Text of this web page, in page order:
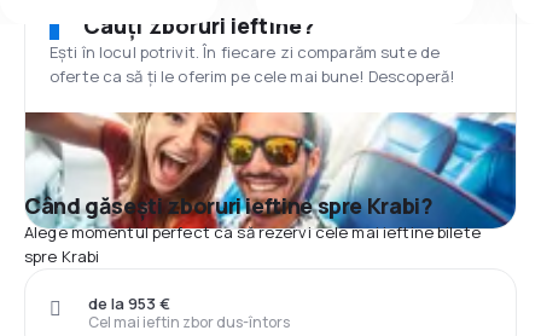
Cauți zboruri ieftine?
Ești în locul potrivit. În fiecare zi comparăm sute de
oferte ca să ți le oferim pe cele mai bune! Descoperă!
Când găsești zboruri ieftine spre Krabi?
Alege momentul perfect ca să rezervi cele mai ieftine bilete
spre Krabi
Cel mai ieftin zbor dus-întors
de la 953 €